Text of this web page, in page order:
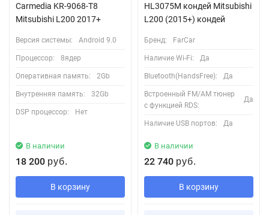
Carmedia KR-9068-T8
Mitsubishi L200 2017+
Версия системы: Android 9.0
Процессор: 8ядер
Оперативная память: 2Gb
Внутренняя память: 32Gb
DSP процессор: Нет
В наличии
18 200 руб.
В корзину
HL3075M кондей Mitsubishi
L200 (2015+) кондей
Бренд: FarCar
Наличие Wi-Fi: Да
Bluetooth(HandsFree): Да
Встроенный FM/AM тюнер
с функцией RDS:
Да
Наличие USB портов: Да
В наличии
22 740 руб.
В корзину